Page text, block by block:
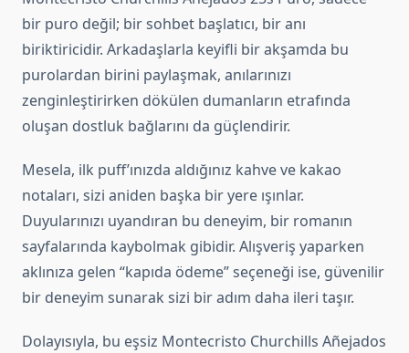
bir puro değil; bir sohbet başlatıcı, bir anı
biriktiricidir. Arkadaşlarla keyifli bir akşamda bu
purolardan birini paylaşmak, anılarınızı
zenginleştirirken dökülen dumanların etrafında
oluşan dostluk bağlarını da güçlendirir.
Mesela, ilk puff’ınızda aldığınız kahve ve kakao
notaları, sizi aniden başka bir yere ışınlar.
Duyularınızı uyandıran bu deneyim, bir romanın
sayfalarında kaybolmak gibidir. Alışveriş yaparken
aklınıza gelen “kapıda ödeme” seçeneği ise, güvenilir
bir deneyim sunarak sizi bir adım daha ileri taşır.
Dolayısıyla, bu eşsiz Montecristo Churchills Añejados